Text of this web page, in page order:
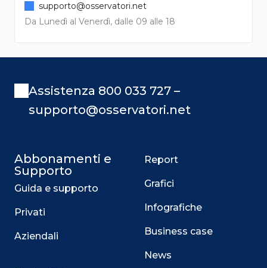
Da Lunedì al Venerdì, dalle 09 alle 18
supporto@osservatori.net
Assistenza 800 033 727 –
supporto@osservatori.net
Abbonamenti e
Supporto
Guida e supporto
Privati
Aziendali
Report
Grafici
Infografiche
Business case
News